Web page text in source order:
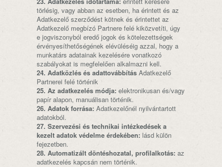
törlésig, vagy abban az esetben, ha érintett és az
Adatkezelő szerződést kötnek és érintettet az
Adatkezelő megbízó Partnere felé kiközvetíti, úgy
e jogviszonyból eredő jogok és kötelezettségek
érvényesíthetőségének elévüléséig azzal, hogy a
munkatárs adatainak kezelésére vonatkozó
szabályokat is megfelelően alkalmazni kell.
24. Adatközlés és adattovábbítás Adatkezelő
Partnerei felé történik
25. Az adatkezelés módja: elektronikusan és/vagy
papír alapon, manuálisan történik.
26. Adatok forrása: Adatkezelőnél nyilvántartott
adatokból.
27. Szervezési és technikai intézkedések a
kezelt adatok védelme érdekében: lásd külön
fejezetben.
28. Automatizált döntéshozatal, profilalkotás: az
adatkezelés kapcsán nem történik.